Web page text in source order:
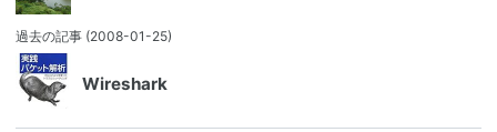
過去の記事 (2008-01-25)
Wireshark